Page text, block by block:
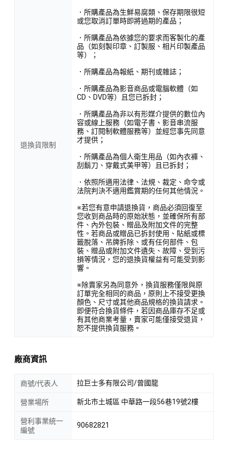
退換貨限制
．所購產品為生鮮易腐類、保存期限很短
或您取消訂單時即將過期的產品；
．所購產品為依據您的要求而客製化的產
品（如刻製印章、訂製服、相片印製產品
等）；
．所購產品為報紙、期刊或雜誌；
．所購產品為影音商品或電腦軟體（如
CD、DVD等）且您已拆封；
．所購產品為非以有形媒介提供的數位內
容或線上服務（如電子書、影音串流服
務、訂閱制軟體服務等）並經您事先同意
才提供；
．所購產品為個人衛生用品（如內衣褲、
刮鬍刀、穿戴式美甲等）且已拆封；
．依照所適用法律、法規、裁定、命令或
法院判決不適用鑑賞期的任何其他情況。
※若您有意申請退換貨，商品必須回復至
您收到商品時的原始狀態，並確保所有部
件、內外包裝、贈品及附加文件的完整
性。若商品或贈品已拆封使用、貼紙或標
籤脫落、吊牌拆除、或有任何部件、包
裝、贈品或附加文件遺失、故障、受到污
損等情況，您的退換貨權益有可能受到影
響。
※除賣家另為同意外，換貨服務僅限與原
訂單完全相同的商品，原則上不接受更換
顏色、尺寸或其他商品規格的換貨請求。
即便符合換貨條件，若因商品庫存不足或
有其他商業考量，賣家可能僅接受退貨，
恕不提供換貨服務。
廠商資訊
商號/代表人 拉巨士多有限公司/曾國龍
營業場所 新北市土城區 中華路一段56巷19號2樓
營利事業統一
編號
90682821